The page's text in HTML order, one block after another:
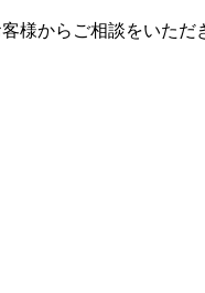
様からご相談をいただ